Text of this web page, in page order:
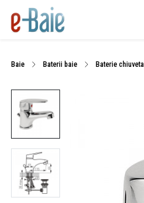
Baie Baterii baie Baterie